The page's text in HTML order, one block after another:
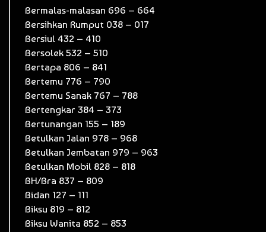
Bermalas-malasan 696 – 664
Bersihkan Rumput 038 – 017
Bersiul 432 – 410
Bersolek 532 – 510
Bertapa 806 – 841
Bertemu 776 – 790
Bertemu Sanak 767 – 788
Bertengkar 384 – 373
Bertunangan 155 – 189
Betulkan Jalan 978 – 968
Betulkan Jembatan 979 – 963
Betulkan Mobil 828 – 818
BH/Bra 837 – 809
Bidan 127 – 111
Biksu 819 – 812
Biksu Wanita 852 – 853